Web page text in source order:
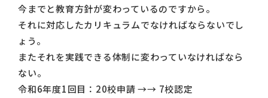
今までと教育方針が変わっているのですから。
それに対応したカリキュラムでなければならないでし
ょう。
またそれを実践できる体制に変わっていなければなら
ない。
令和6年度1回目：20校申請 →→ 7校認定